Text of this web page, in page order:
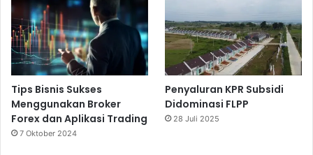
Tips Bisnis Sukses
Menggunakan Broker
Forex dan Aplikasi Trading
7 Oktober 2024
Penyaluran KPR Subsidi
Didominasi FLPP
28 Juli 2025